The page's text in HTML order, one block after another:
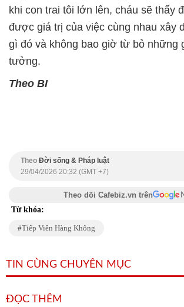
khi con trai tôi lớn lên, cháu sẽ thấy
được giá trị của việc cùng nhau xây
gì đó và không bao giờ từ bỏ những
tưởng.
Theo BI
Theo Đời sống & Pháp luật
29/04/2026 20:32 (GMT +7)
Theo dõi Cafebiz.vn trên
Từ khóa:
Tiếp Viên Hàng Không
TIN CÙNG CHUYÊN MỤC
ĐỌC THÊM